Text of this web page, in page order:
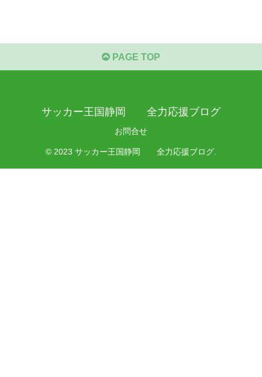
PAGE TOP
サッカー王国静岡 全力応援ブログ
お問合せ
© 2023 サッカー王国静岡 全力応援ブログ.